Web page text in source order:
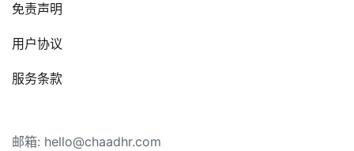
免责声明
用户协议
服务条款
邮箱: hello@chaadhr.com